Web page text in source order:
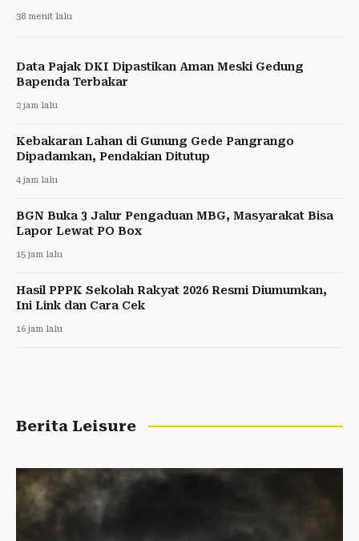
38 menit lalu
Data Pajak DKI Dipastikan Aman Meski Gedung
Bapenda Terbakar
2 jam lalu
Kebakaran Lahan di Gunung Gede Pangrango
Dipadamkan, Pendakian Ditutup
4 jam lalu
BGN Buka 3 Jalur Pengaduan MBG, Masyarakat Bisa
Lapor Lewat PO Box
15 jam lalu
Hasil PPPK Sekolah Rakyat 2026 Resmi Diumumkan,
Ini Link dan Cara Cek
16 jam lalu
Berita Leisure